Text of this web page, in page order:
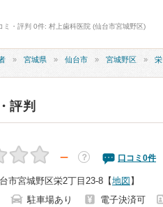
ミ・評判 0件: 村上歯科医院 (仙台市宮城野区)
宮城県 仙台市 宮城野区 栄
評判
－ ？ 口コミ 0件
市宮城野区栄2丁目23-8 【地図 】
駐車場あり 電子決済可